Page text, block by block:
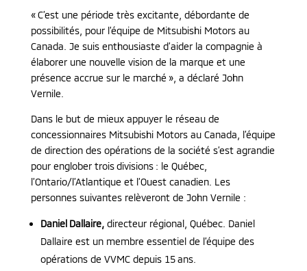
« C’est une période très excitante, débordante de
possibilités, pour l’équipe de Mitsubishi Motors au
Canada. Je suis enthousiaste d’aider la compagnie à
élaborer une nouvelle vision de la marque et une
présence accrue sur le marché », a déclaré John
Vernile.
Dans le but de mieux appuyer le réseau de
concessionnaires Mitsubishi Motors au Canada, l’équipe
de direction des opérations de la société s’est agrandie
pour englober trois divisions : le Québec,
l’Ontario/l’Atlantique et l’Ouest canadien. Les
personnes suivantes relèveront de John Vernile :
Daniel Dallaire,directeur régional, Québec. Daniel
Dallaire est un membre essentiel de l’équipe des
opérations de VVMC depuis 15 ans.